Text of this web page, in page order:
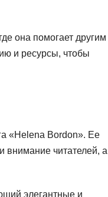
она помогает другим
и ресурсы, чтобы
«Helena Bordon». Ее
внимание читателей, а
элегантные и